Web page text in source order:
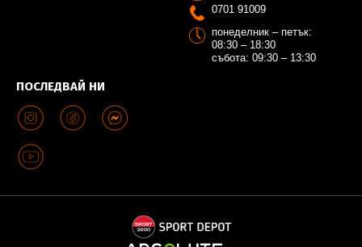
ПОСЛЕДВАЙ НИ
0701 91009
понеделник – петък:
08:30 – 18:30
събота: 09:30 – 13:30